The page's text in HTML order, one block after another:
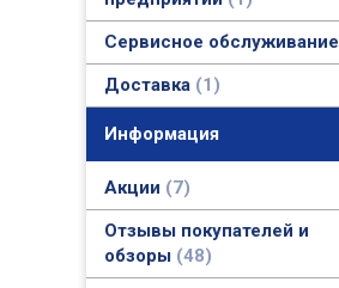
Сервисное обслуживание
Доставка
1
Информация
Акции
7
Отзывы покупателей и
обзоры 48